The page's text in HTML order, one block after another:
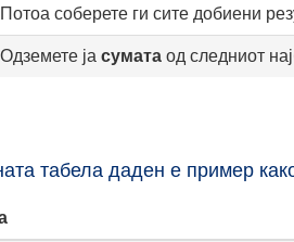
соберете ги сите добиени
ја сумата од следниот
табела даден е пример